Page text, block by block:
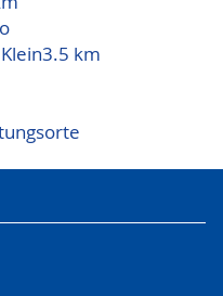
3.5 km